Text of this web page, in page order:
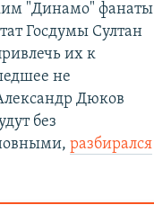
"Динамо" фанаты
Госдумы Султан
их к
не
Дюков
без
разбирался